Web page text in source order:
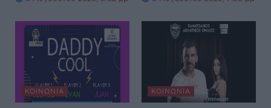
ΚΟΙΝΩΝΊΑ ΚΟΙΝΩΝΊΑ